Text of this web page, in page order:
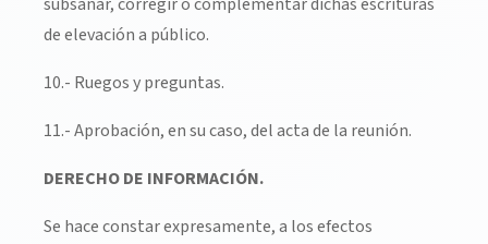
de elevación a público.
10.- Ruegos y preguntas.
11.- Aprobación, en su caso, del acta de la reunión.
DERECHO DE INFORMACIÓN.
Se hace constar expresamente, a los efectos